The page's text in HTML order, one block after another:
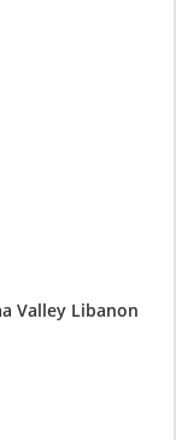
Valley Libanon